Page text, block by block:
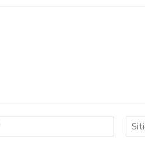
Correo